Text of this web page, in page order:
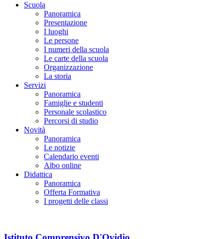
Scuola
Panoramica
Presentazione
I luoghi
Le persone
I numeri della scuola
Le carte della scuola
Organizzazione
La storia
Servizi
Panoramica
Famiglie e studenti
Personale scolastico
Percorsi di studio
Novità
Panoramica
Le notizie
Calendario eventi
Albo online
Didattica
Panoramica
Offerta Formativa
I progetti delle classi